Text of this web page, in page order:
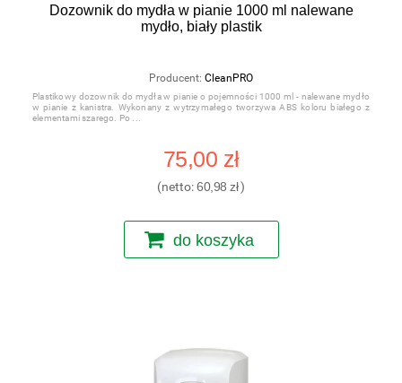
Dozownik do mydła w pianie 1000 ml nalewane
mydło, biały plastik
Producent: CleanPRO
Plastikowy dozownik do mydła w pianie o pojemności 1000 ml - nalewane mydło
w pianie z kanistra. Wykonany z wytrzymałego tworzywa ABS koloru białego z
elementami szarego. Po
75,00 zł
(netto:60,98 zł)
do koszyka